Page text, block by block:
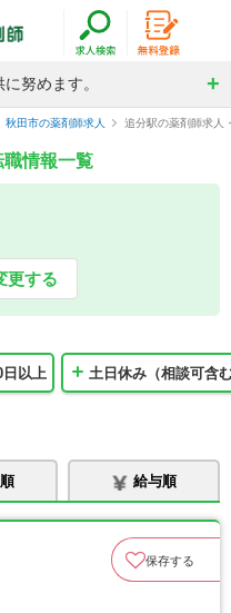
努めます。
秋田市の薬剤師求人 追分駅の薬剤師求人
情報一覧
更する
以上 土日休み（相談可含
給与順
保存する